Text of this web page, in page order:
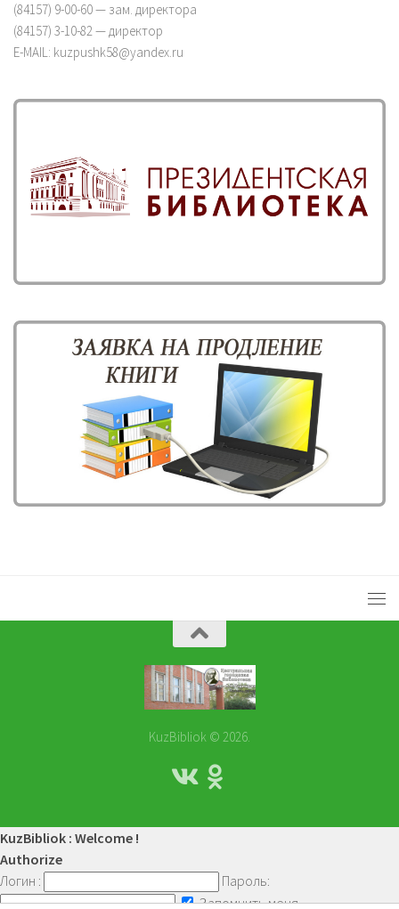
(84157) 9-00-60 — зам. директора
(84157) 3-10-82 — директор
E-MAIL: kuzpushk58@yandex.ru
KuzBibliok © 2026.
KuzBibliok : Welcome !
Authorize
Логин :
Пароль:
Запомнить меня